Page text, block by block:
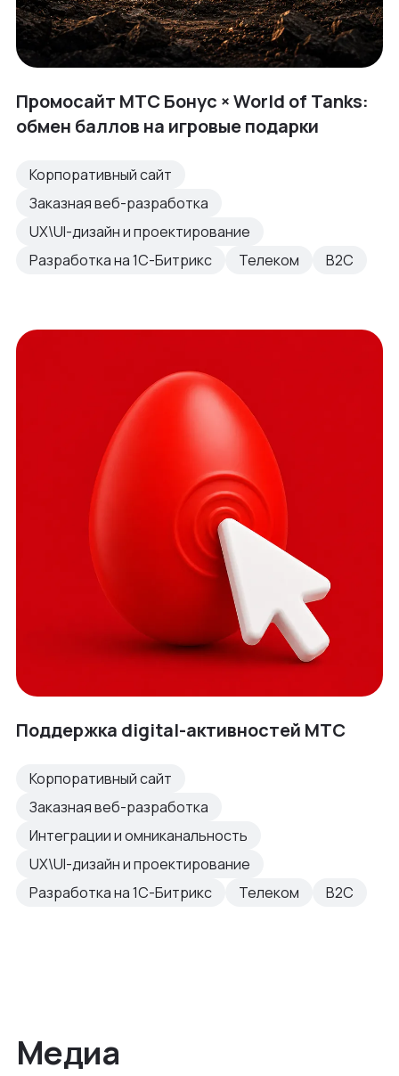
Промосайт МТС Бонус × World of Tanks:
обмен баллов на игровые подарки
Корпоративный сайт
Заказная веб-разработка
UX\UI-дизайн и проектирование
Разработка на 1С-Битрикс
Телеком B2C
Поддержка digital-активностей МТС
Корпоративный сайт
Заказная веб-разработка
Интеграции и омниканальность
UX\UI-дизайн и проектирование
Разработка на 1С-Битрикс
Телеком B2C
Медиа